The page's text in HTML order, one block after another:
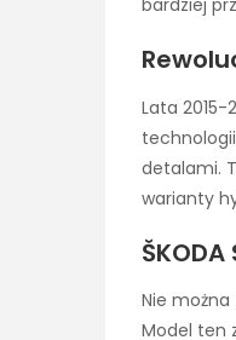
bardziej
Lata 2015-
detalami.
warianty
Nie można
Model ten